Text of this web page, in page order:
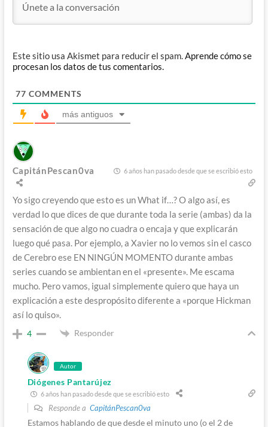
Este sitio usa Akismet para reducir el spam. Aprende cómo se
procesan los datos de tus comentarios.
77 COMMENTS
más antiguos
CapitánPescan0va 6 años han pasado desde que se escribió esto
Yo sigo creyendo que esto es un What if…? O algo así, es
verdad lo que dices de que durante toda la serie (ambas) da la
sensación de que algo no cuadra o encaja y que explicarán
luego qué pasa. Por ejemplo, a Xavier no lo vemos sin el casco
de Cerebro ese EN NINGÚN MOMENTO durante ambas
series cuando se ambientan en el «presente». Me escama
mucho. Pero vamos, igual simplemente quiero que haya un
explicación a este despropósito diferente a «porque Hickman
así lo quiso».
4 Responder
Autor
Diógenes Pantarújez
6 años han pasado desde que se escribió esto
Responde a CapitánPescan0va
Estamos hablando de que desde el minuto uno (o el 2 de